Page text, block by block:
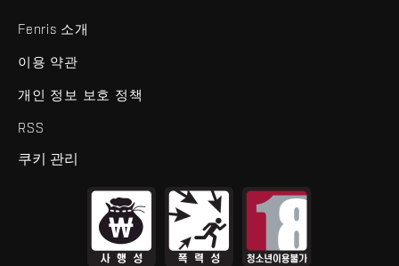
Fenris 소개
이용 약관
개인 정보 보호 정책
RSS
쿠키 관리